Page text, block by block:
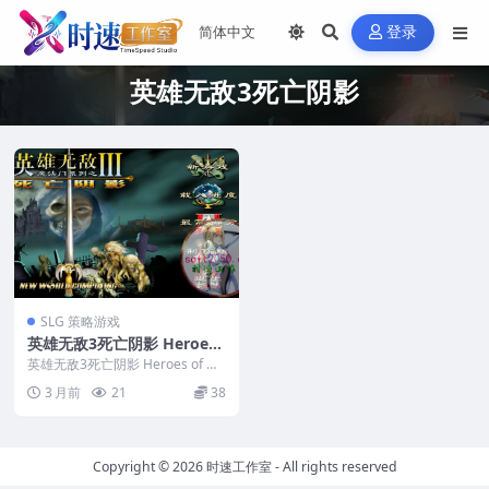
登录
英雄无敌3死亡阴影
SLG 策略游戏
英雄无敌3死亡阴影 Heroes
of Might and Magic III: Th
e Shadow of Death MAC游
戏 苹果电脑游戏 适配苹果OS
英雄无敌3死亡阴影 Heroes of Mi
3 月前 21 38
Copyright © 2026时速工作室- All rights reserved